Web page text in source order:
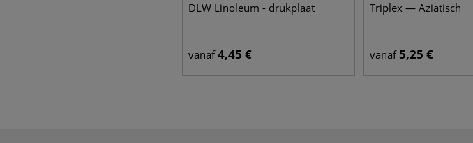
DLW Linoleum - drukplaat
vanaf 4,45 €
Triplex — Aziatisch
vanaf 5,25 €